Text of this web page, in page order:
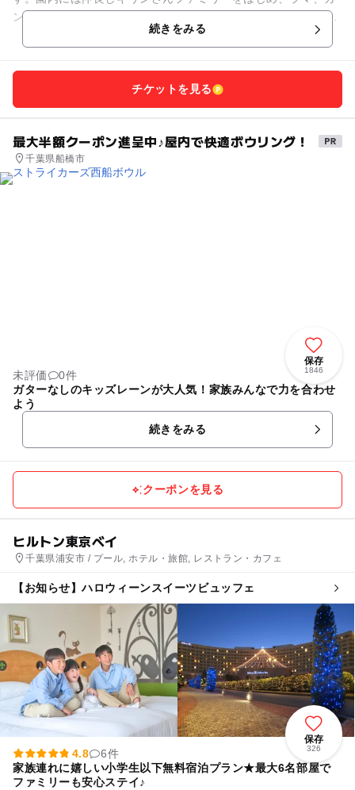
ンガルー、カピバラなど、約30種類の動物たちが暮らしていま
す。動物たちにおやつをあ...続きをみる
チケットを見る
最大半額クーポン進呈中♪屋内で快適ボウリング！
千葉県船橋市
保存
1846
未評価
0件
ガターなしのキッズレーンが大人気！家族みんなで力を合わせ
よう
続きをみる
クーポンを見る
ヒルトン東京ベイ
千葉県浦安市 / プール, ホテル・旅館, レストラン・カフェ
【お知らせ】ハロウィーンスイーツビュッフェ
保存
326
4.8
6件
家族連れに嬉しい小学生以下無料宿泊プラン★最大6名部屋で
ファミリーも安心ステイ♪